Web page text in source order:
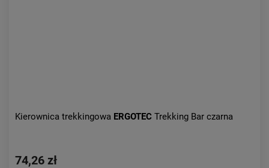
Kierownica trekkingowa ERGOTEC Trekking Bar czarna
74,26 zł